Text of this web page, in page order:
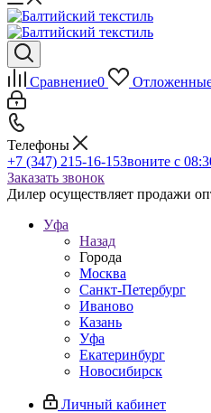
Сравнение0
Телефоны
+7 (347) 215-16-15Звоните с
Заказать звонок
Дилер осуществляет продажи
Уфа
Назад
Города
Москва
Санкт-Петербург
Иваново
Казань
Уфа
Екатеринбург
Новосибирск
Личный кабинет